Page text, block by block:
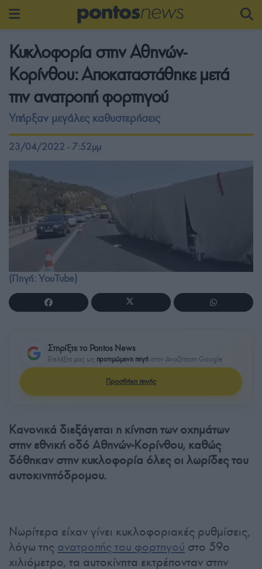
Κυκλοφορία στην Αθηνών-
Κορίνθου: Αποκαταστάθηκε μετά
την ανατροπή φορτηγού
Υπήρξαν μεγάλες καθυστερήσεις
23/04/2022 - 7:52μμ
(Πηγή: YouTube)
Στηρίξτε το Pontos News
Επιλέξτε μας ως προτιμώμενη πηγή στην Αναζήτηση Google
Προσθήκη πηγής
Κανονικά διεξάγεται η κίνηση των οχημάτων
στην εθνική οδό Αθηνών-Κορίνθου, καθώς
δόθηκαν στην κυκλοφορία όλες οι λωρίδες του
αυτοκινητόδρομου.
Νωρίτερα είχαν γίνει κυκλοφοριακές ρυθμίσεις,
λόγω της ανατροπής του φορτηγού στο 59ο
χιλιόμετρο, τα αυτοκίνητα εκτρέπονταν στην